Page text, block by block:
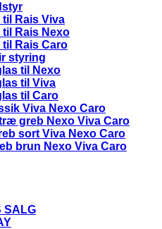
Rais Viva
Rais Nexo
Rais Caro
styring
til Nexo
til Viva
til Caro
Viva Nexo Caro
greb Nexo Viva Caro
sort Viva Nexo Caro
brun Nexo Viva Caro
SALG